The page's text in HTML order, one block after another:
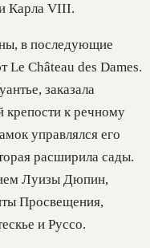
Карла VIII.
в последующие
Le Château des Dames.
заказала
крепости к речному
управлялся его
расширила сады.
Луизы Дюпин,
Просвещения,
и Руссо.